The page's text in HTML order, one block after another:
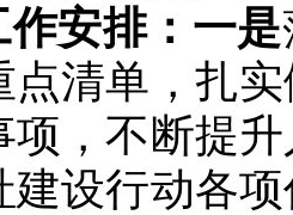
安排：一是
点清单，扎
项，不断提
建设行动各